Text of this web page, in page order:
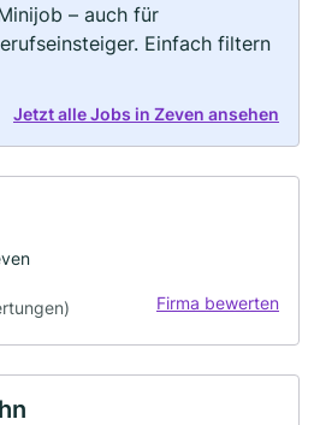
– auch für
Einfach filtern
Jetzt alle Jobs in Zeven ansehen
Firma bewerten